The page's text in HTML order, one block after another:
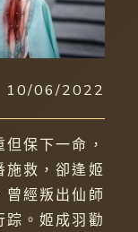
10/06/2022
保下一命，
施救，卻逢姬
曾經叛出仙師
。姬成羽勸